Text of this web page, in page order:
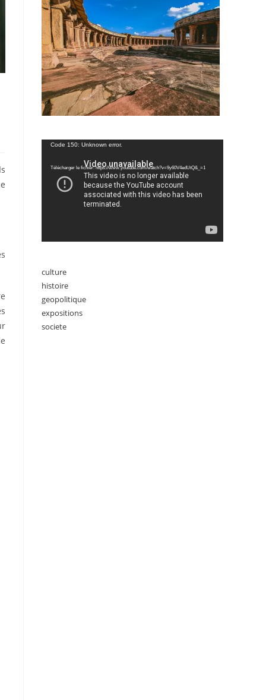
Lecteur
Code 150: Unknown error.
Télécharger le fichier: https://www.youtube.com/watch?v=9y60V4edUtQ&_=1
culture
histoire
geopolitique
expositions
societe